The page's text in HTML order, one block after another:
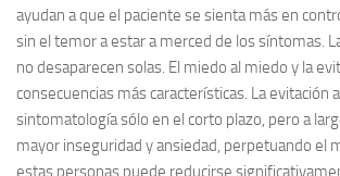
ayudan a que el paciente se sienta más en
sin el temor a estar a merced de los síntomas.
no desaparecen solas. El miedo al miedo y la
consecuencias más características. La evitación
sintomatología sólo en el corto plazo, pero a
mayor inseguridad y ansiedad, perpetuando el
estas personas puede reducirse